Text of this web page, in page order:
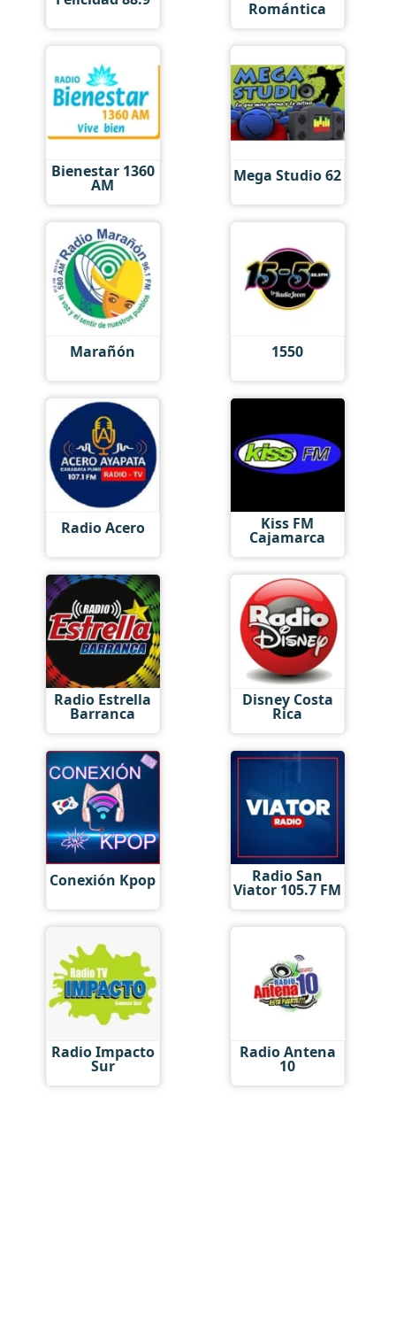
Romántica
Bienestar 1360
AM Mega Studio 62
Marañón 1550
Radio Acero Kiss FM
Cajamarca
Radio Estrella
Barranca
Disney Costa
Rica
Conexión Kpop Radio San
Viator 105.7 FM
Radio Impacto
Sur
Radio Antena
10